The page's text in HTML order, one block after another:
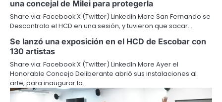
una concejal de Milei para protegerla
Share via: Facebook X (Twitter) LinkedIn More San Fernando se
Descontrolo el HCD en una sesión, y tuvieron que sacar…
Se lanzó una exposición en el HCD de Escobar con
130 artistas
Share via: Facebook X (Twitter) LinkedIn More Ayer el
Honorable Concejo Deliberante abrió sus instalaciones al
arte, para inaugurar la…